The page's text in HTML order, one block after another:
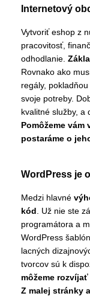
Internetový
Vytvoriť eshop z
pracovitosť,
odhodlanie.
Rovnako ako
regály,
svoje potreby.
kvalitné služby, a
Pomôžeme
postaráme o
WordPress je
Medzi hlavné
kód . Už nie ste
programátora a
WordPress
lacných
tvorcov sú k
môžeme
Z malej stránky